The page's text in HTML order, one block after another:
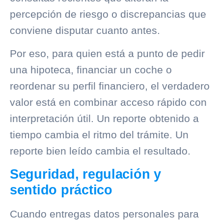
percepción de riesgo o discrepancias que
conviene disputar cuanto antes.
Por eso, para quien está a punto de pedir
una hipoteca, financiar un coche o
reordenar su perfil financiero, el verdadero
valor está en combinar acceso rápido con
interpretación útil. Un reporte obtenido a
tiempo cambia el ritmo del trámite. Un
reporte bien leído cambia el resultado.
Seguridad, regulación y
sentido práctico
Cuando entregas datos personales para